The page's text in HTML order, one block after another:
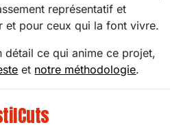
représentatif et
et pour ceux qui la font vivre.
détail ce qui anime ce projet,
et notre méthodologie.